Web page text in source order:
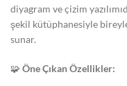
diyagram ve çizim
şekil kütüphanesiyle
sunar.
🧩 Öne Çıkan Özellikler: